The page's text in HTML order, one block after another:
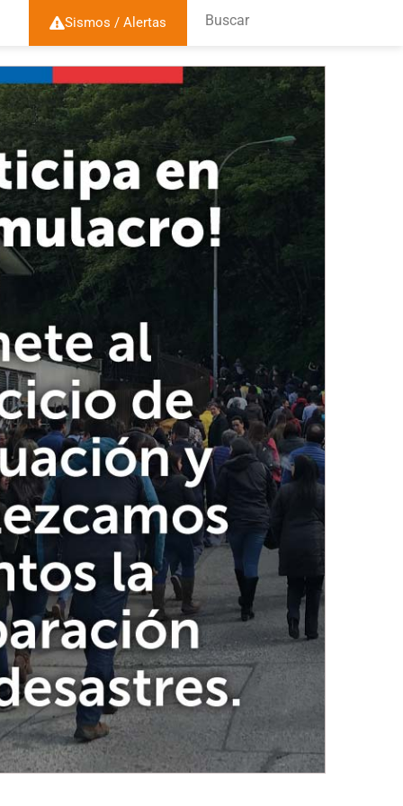
Sismos / Alertas Buscar